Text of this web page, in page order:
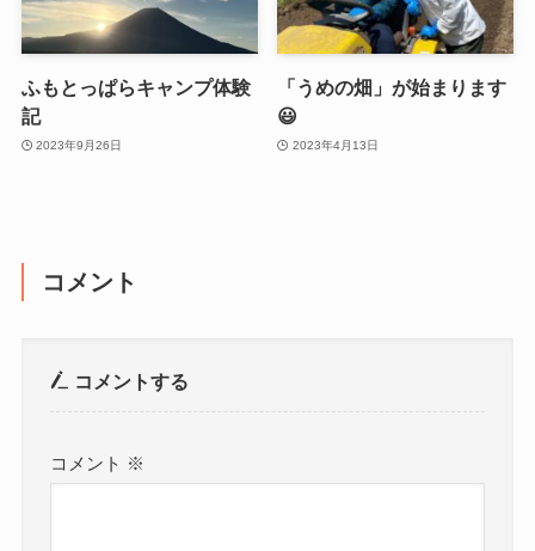
ふもとっぱらキャンプ体験
記
2023年9月26日
「うめの畑」が始まります
😃
2023年4月13日
コメント
コメントする
コメント ※